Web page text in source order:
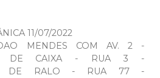
11/07/2022
MENDES COM AV. 2 -
DE CAIXA - RUA 3 -
DE RALO - RUA 77 -